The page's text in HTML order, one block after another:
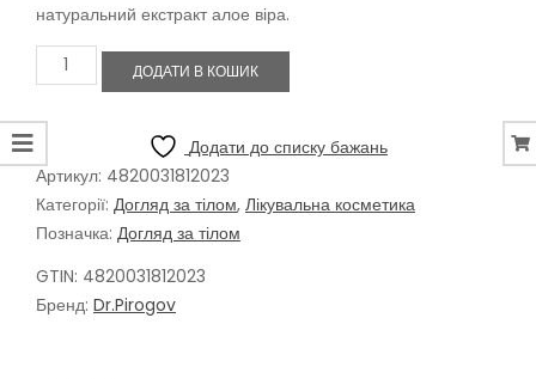
натуральний екстракт алое віра.
Магнієва
Олія
тіла
Алое
віра,
200
мл
кількість
ДОДАТИ В КОШИК
Додати до списку бажань
Артикул: 4820031812023
Категорії: Догляд за тілом, Лікувальна косметика
Позначка: Догляд за тілом
GTIN: 4820031812023
Бренд: Dr.Pirogov